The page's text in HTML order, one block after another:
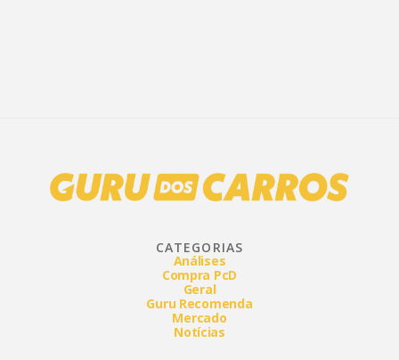
CATEGORIAS
Análises
Compra PcD
Geral
Guru Recomenda
Mercado
Notícias